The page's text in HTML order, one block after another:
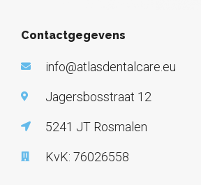
Contactgegevens
info@atlasdentalcare.eu
Jagersbosstraat 12
5241 JT Rosmalen
KvK: 76026558